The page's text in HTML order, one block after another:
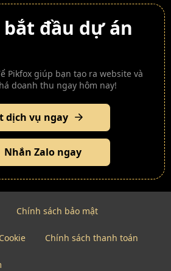
bắt đầu dự án
Pikfox giúp bạn tạo ra website và
doanh thu ngay hôm nay!
dịch vụ ngay
Nhắn Zalo ngay
Chính sách bảo mật
Chính sách thanh toán